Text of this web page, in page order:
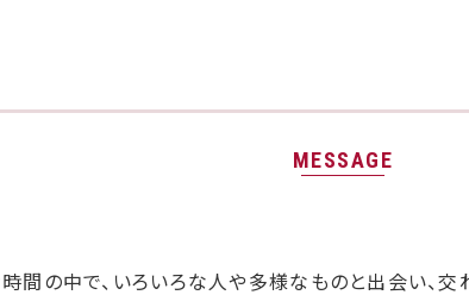
MESSAGE
の中で、いろいろな人や多様なものと出会い、交わ